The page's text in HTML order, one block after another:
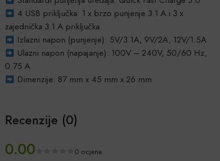
4 USB priključka: 1 x brzo punjenje 3.1 A i 3 x
zajednička 3.1 A priključka
Izlazni napon (punjenje): 5V/3.1A, 9V/2A, 12V/1.5A
Ulazni napon (napajanje): 100V – 240V, 50/60 Hz,
0.75 A
Dimenzije: 87 mm x 45 mm x 26 mm
Recenzije (0)
0.00 0 ocjene